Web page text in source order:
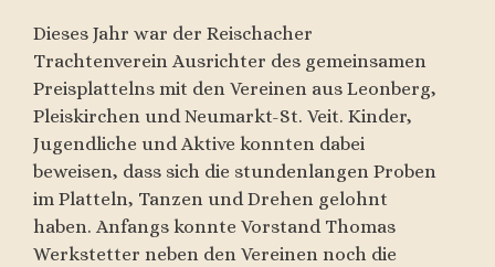
Dieses Jahr war der Reischacher
Trachtenverein Ausrichter des gemeinsamen
Preisplattelns mit den Vereinen aus Leonberg,
Pleiskirchen und Neumarkt-St. Veit. Kinder,
Jugendliche und Aktive konnten dabei
beweisen, dass sich die stundenlangen Proben
im Platteln, Tanzen und Drehen gelohnt
haben. Anfangs konnte Vorstand Thomas
Werkstetter neben den Vereinen noch die